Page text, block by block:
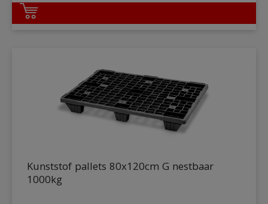
DETAILS
Kunststof pallets 80x120cm G nestbaar
1000kg